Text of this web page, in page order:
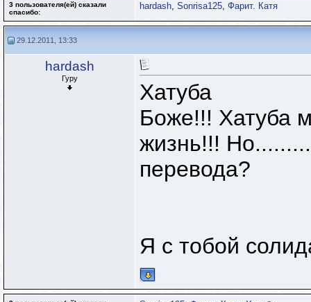
3 пользователя(ей) сказали
cпасибо:
hardash, Sonrisa125, Фарит. Катя
29.12.2011, 13:33
hardash
Гуру
Хатуба
Боже!!! Хатуба
жизнь!!!
перевода?
Я с тобой